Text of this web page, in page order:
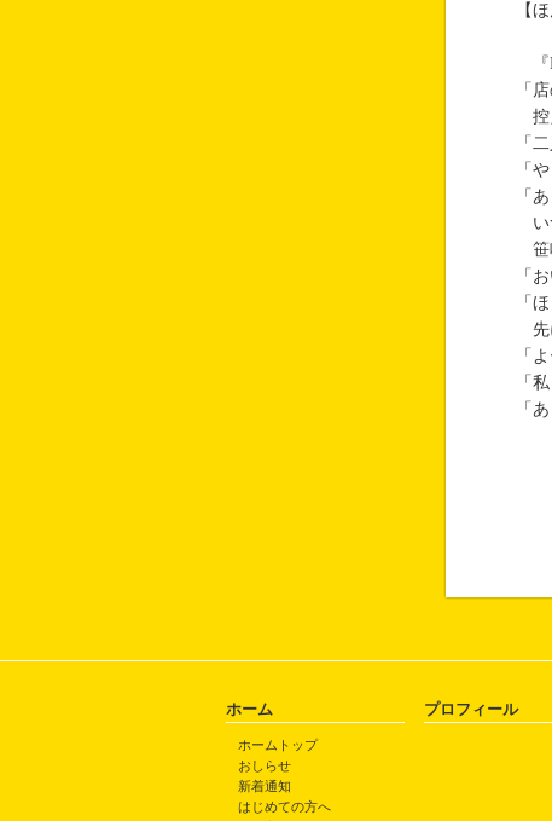
【
『
「
控
「
「
「
い
笹
「
「
先
「
「
「
ホーム
ホームトップ
おしらせ
新着通知
はじめての方へ
プロフィール